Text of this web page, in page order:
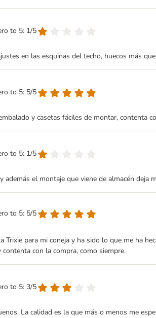
to 5: 1/5
en las esquinas del techo, huecos más
to 5: 5/5
y casetas fáciles de montar, contenta
to 5: 1/5
además el montaje que viene de almacén
to 5: 5/5
Trixie para mi coneja y ha sido lo que me ha
con la compra, como siempre.
to 5: 3/5
La calidad es la que más o menos me